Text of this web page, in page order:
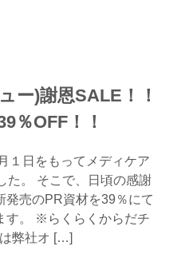
ー)謝恩SALE！！
％OFF！！
１日をもってメディケア
た。 そこで、日頃の感謝
発売のPR資材を39％にて
す。 ※らくらくからだチ
弊社オ […]